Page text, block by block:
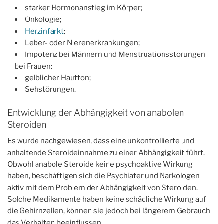
starker Hormonanstieg im Körper;
Onkologie;
Herzinfarkt;
Leber- oder Nierenerkrankungen;
Impotenz bei Männern und Menstruationsstörungen
bei Frauen;
gelblicher Hautton;
Sehstörungen.
Entwicklung der Abhängigkeit von anabolen
Steroiden
Es wurde nachgewiesen, dass eine unkontrollierte und
anhaltende Steroideinnahme zu einer Abhängigkeit führt.
Obwohl anabole Steroide keine psychoaktive Wirkung
haben, beschäftigen sich die Psychiater und Narkologen
aktiv mit dem Problem der Abhängigkeit von Steroiden.
Solche Medikamente haben keine schädliche Wirkung auf
die Gehirnzellen, können sie jedoch bei längerem Gebrauch